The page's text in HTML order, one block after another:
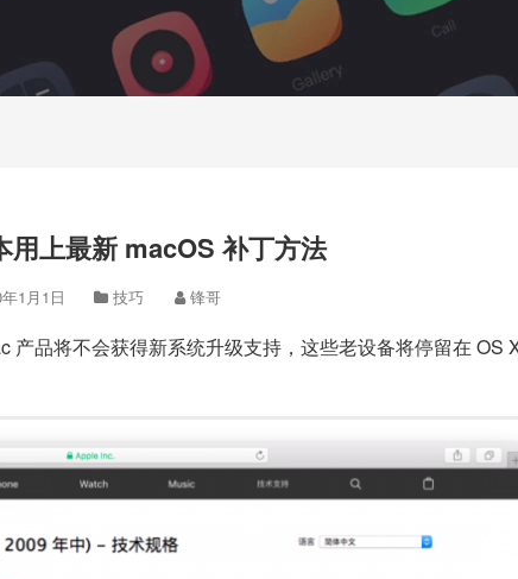
用上最新 macOS 补丁方法
年1月1日 技巧 锋哥
品将不会获得新系统升级支持，这些老设备将停留在 OS